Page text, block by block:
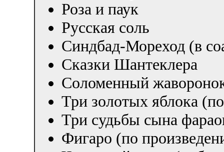
Роза и паук
Русская соль
Синдбад-Мореход (в
Сказки Шантеклера
Соломенный
Три золотых яблока
Три судьбы сына
Фигаро (по